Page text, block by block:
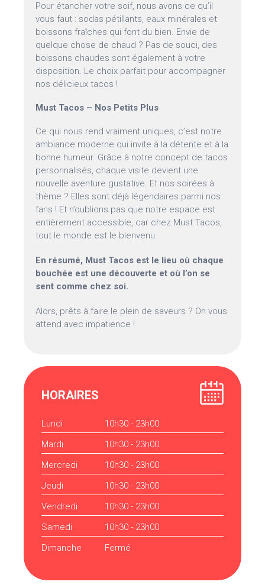
Pour étancher votre soif, nous avons ce qu’il
vous faut : sodas pétillants, eaux minérales et
boissons fraîches qui font du bien. Envie de
quelque chose de chaud ? Pas de souci, des
boissons chaudes sont également à votre
disposition. Le choix parfait pour accompagner
nos délicieux tacos !
Must Tacos – Nos Petits Plus
Ce qui nous rend vraiment uniques, c’est notre
ambiance moderne qui invite à la détente et à la
bonne humeur. Grâce à notre concept de tacos
personnalisés, chaque visite devient une
nouvelle aventure gustative. Et nos soirées à
thème ? Elles sont déjà légendaires parmi nos
fans ! Et n’oublions pas que notre espace est
entièrement accessible, car chez Must Tacos,
tout le monde est le bienvenu.
En résumé, Must Tacos est le lieu où chaque
bouchée est une découverte et où l’on se
sent comme chez soi.
Alors, prêts à faire le plein de saveurs ? On vous
attend avec impatience !
HORAIRES
Lundi
10h30 - 23h00
Mardi
10h30 - 23h00
Mercredi
10h30 - 23h00
Jeudi
10h30 - 23h00
Vendredi
10h30 - 23h00
Samedi
10h30 - 23h00
Dimanche
Fermé